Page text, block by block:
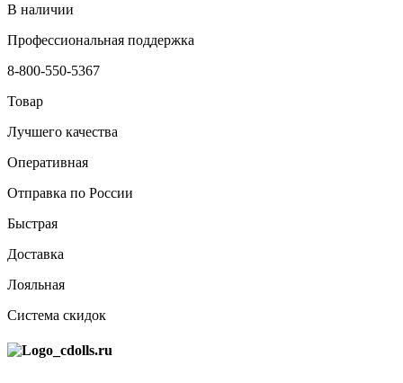
В наличии
Профессиональная поддержка
8-800-550-5367
Товар
Лучшего качества
Оперативная
Отправка по России
Быстрая
Доставка
Лояльная
Система скидок